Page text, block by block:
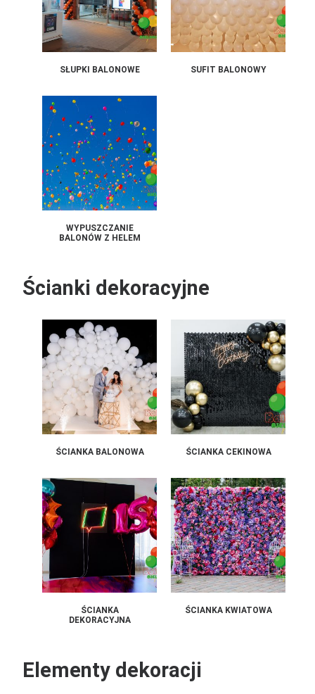
SŁUPKI BALONOWE SUFIT BALONOWY
WYPUSZCZANIE
BALONÓW Z HELEM
Ścianki dekoracyjne
ŚCIANKA BALONOWA ŚCIANKA CEKINOWA
ŚCIANKA
DEKORACYJNA
ŚCIANKA KWIATOWA
Elementy dekoracji